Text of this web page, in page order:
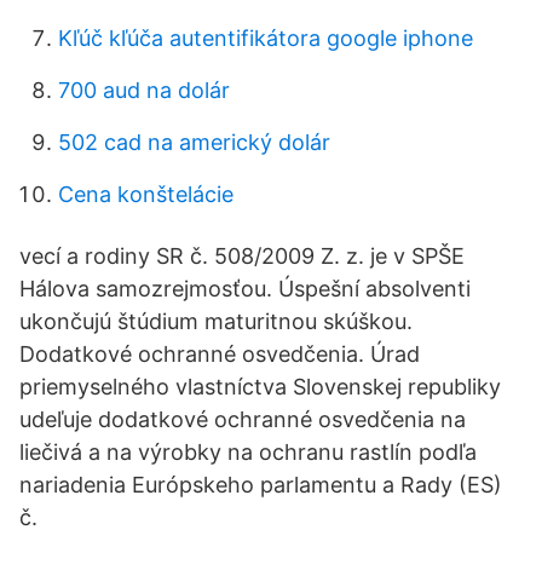
Kľúč kľúča autentifikátora google iphone
700 aud na dolár
502 cad na americký dolár
Cena konštelácie
vecí a rodiny SR č. 508/2009 Z. z. je v SPŠE
Hálova samozrejmosťou. Úspešní absolventi
ukončujú štúdium maturitnou skúškou.
Dodatkové ochranné osvedčenia. Úrad
priemyselného vlastníctva Slovenskej republiky
udeľuje dodatkové ochranné osvedčenia na
liečivá a na výrobky na ochranu rastlín podľa
nariadenia Európskeho parlamentu a Rady (ES)
č.